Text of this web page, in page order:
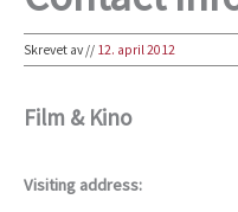
Skrevet av// 12. april 2012
Film & Kino
Visiting address: